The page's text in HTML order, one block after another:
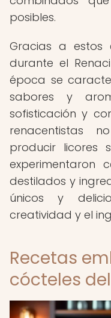
posibles.
Gracias a estos
durante el
época se
sabores y
sofisticación y
renacentistas
producir licores
experimentaron
destilados y
únicos y
creatividad y el
Recetas
cócteles